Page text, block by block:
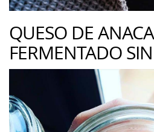
QUESO DE
FERMENTADO